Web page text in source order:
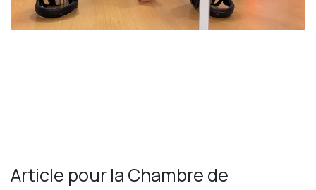
Article pour la Chambre de